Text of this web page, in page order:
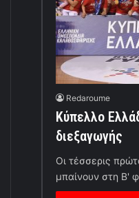
Redaroume
Κύπελλο
διεξαγωγής
Οι τέσσερις
μπαίνουν στη Β'